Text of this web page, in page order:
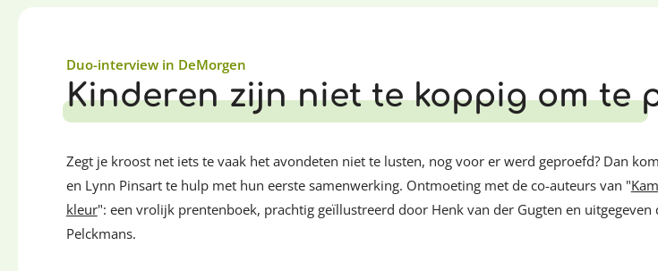
Duo-interview in DeMorgen
Kinderen zijn niet te koppig om te
Zegt je kroost net iets te vaak het avondeten niet te lusten, nog voor er werd geproefd? Dan
en Lynn Pinsart te hulp met hun eerste samenwerking. Ontmoeting met de co-auteurs van "
kleur": een vrolijk prentenboek, prachtig geïllustreerd door Henk van der Gugten en uitgegeven
Pelckmans.